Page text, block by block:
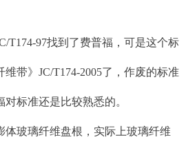
T174-97找到了费普福，可是这个标
带》 JC/T174-2005了，作废的标准
标准还是比较熟悉的。
玻璃纤维盘根，实际上玻璃纤维